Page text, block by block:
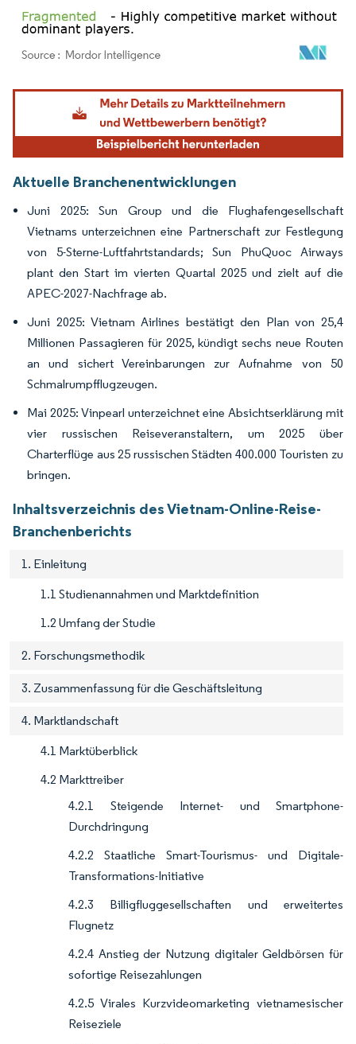
Bild © Mordor Intelligence. Wiederverwendung erfordert Namensnennung gemäß
Aktuelle Branchenentwicklungen
Juni 2025: Sun Group und die Flughafengesellschaft
Vietnams unterzeichnen eine Partnerschaft zur Festlegung
von 5-Sterne-Luftfahrtstandards; Sun PhuQuoc Airways
plant den Start im vierten Quartal 2025 und zielt auf die
APEC-2027-Nachfrage ab.
Juni 2025: Vietnam Airlines bestätigt den Plan von 25,4
Millionen Passagieren für 2025, kündigt sechs neue Routen
an und sichert Vereinbarungen zur Aufnahme von 50
Schmalrumpfflugzeugen.
Mai 2025: Vinpearl unterzeichnet eine Absichtserklärung mit
vier russischen Reiseveranstaltern, um 2025 über
Charterflüge aus 25 russischen Städten 400.000 Touristen zu
bringen.
Inhaltsverzeichnis des Vietnam-Online-Reise-
Branchenberichts
1. Einleitung
1.1 Studienannahmen und Marktdefinition
1.2 Umfang der Studie
2. Forschungsmethodik
3. Zusammenfassung für die Geschäftsleitung
4. Marktlandschaft
4.1 Marktüberblick
4.2 Markttreiber
4.2.1 Steigende Internet- und Smartphone-
Durchdringung
4.2.2 Staatliche Smart-Tourismus- und Digitale-
Transformations-Initiative
4.2.3 Billigfluggesellschaften und erweitertes
Flugnetz
4.2.4 Anstieg der Nutzung digitaler Geldbörsen für
sofortige Reisezahlungen
4.2.5 Virales Kurzvideomarketing vietnamesischer
Reiseziele